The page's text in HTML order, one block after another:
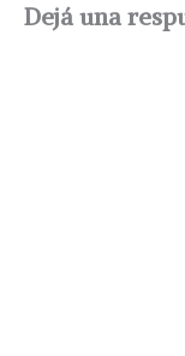
Dejá una